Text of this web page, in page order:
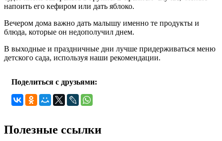
напоить его кефиром или дать яблоко.
Вечером дома важно дать малышу именно те продукты и
блюда, которые он недополучил днем.
В выходные и праздничные дни лучше придерживаться меню
детского сада, используя наши рекомендации.
Поделиться с друзьями:
Полезные ссылки